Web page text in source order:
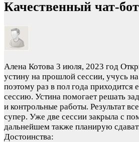
Качественный чат-бот
Алена Котова 3 июля, 2023 год
устину на прошлой сессии, учусь
поэтому раз в пол года приходится
сессию. Устина помогает решать
и контрольные работы. Результат
супер. Уже две сессии закрыла с
дальнейшем также планирую
Достоинства: